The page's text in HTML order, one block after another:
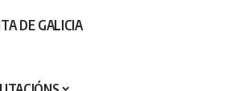
DE GALICIA